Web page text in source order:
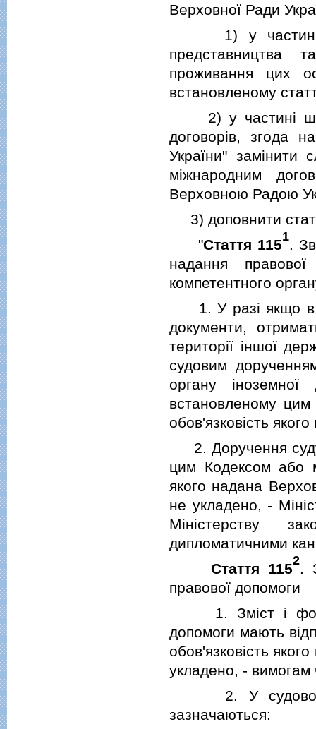
Верховної Ради
1) у частинi
представництва
проживання цих
встановленому
2) у частинi
договорiв, згода
України" замiнити
мiжнародним
Верховною Радою
3) доповнити
"Стаття 1151.
надання
компетентного
1. У разi якщо в
документи,
територiї iншої
судовим
органу
встановленому
обов'язковiсть
2. Доручення суду
цим Кодексом або
якого надана
не укладено, -
Мiнiстерству
дипломатичними
Стаття 1152.
правової допомоги
1. Змiст i форма
допомоги мають
обов'язковiсть
укладено, - вимогам
2. У судовому
зазначаються: